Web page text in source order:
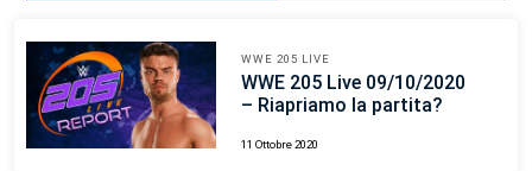
WWE 205 LIVE
WWE 205 Live 09/10/2020
– Riapriamo la partita?
11 Ottobre 2020